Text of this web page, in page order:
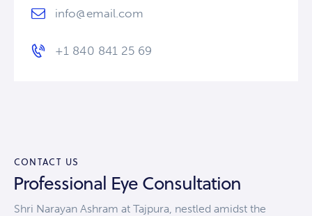
info@email.com
+1 840 841 25 69
CONTACT US
Professional Eye Consultation
Shri Narayan Ashram at Tajpura, nestled amidst the